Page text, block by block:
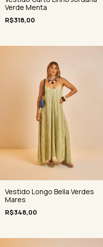
Verde Menta
R$318,00
Vestido Longo Bella Verdes
Mares
R$348,00